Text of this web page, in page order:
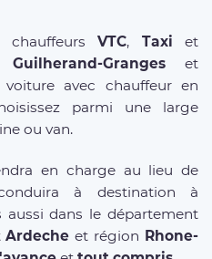
chauffeursVTC, Taxi et
Guilherand-Grangeset
voiture avec chauffeur en
parmi une large
ou van.
en charge au lieu de
à destination à
aussi dans le département
Ardeche et région Rhone-